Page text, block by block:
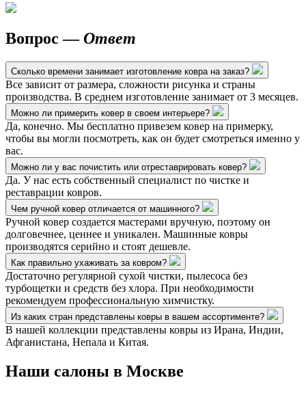
Вопрос —Ответ
Сколько времени занимает изготовление ковра на заказ?
Все зависит от размера, сложности рисунка и страны
производства. В среднем изготовление занимает от 3 месяцев.
Можно ли примерить ковер в своем интерьере?
Да, конечно. Мы бесплатно привезем ковер на примерку,
чтобы вы могли посмотреть, как он будет смотреться именно у
вас.
Можно ли у вас почистить или отреставрировать ковер?
Да. У нас есть собственный специалист по чистке и
реставрации ковров.
Чем ручной ковер отличается от машинного?
Ручной ковер создается мастерами вручную, поэтому он
долговечнее, ценнее и уникален. Машинные ковры
производятся серийно и стоят дешевле.
Как правильно ухаживать за ковром?
Достаточно регулярной сухой чистки, пылесоса без
турбощетки и средств без хлора. При необходимости
рекомендуем профессиональную химчистку.
Из каких стран представлены ковры в вашем ассортименте?
В нашей коллекции представлены ковры из Ирана, Индии,
Афганистана, Непала и Китая.
Наши салоны в Москве